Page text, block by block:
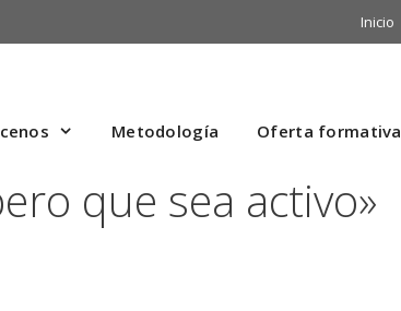
Inicio
Metodología Oferta formativa
que sea activo»